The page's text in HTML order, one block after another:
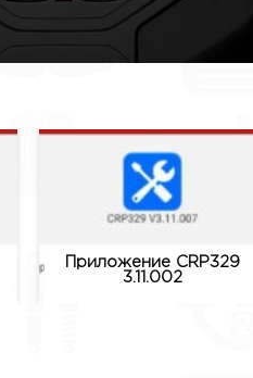
Приложение CRP329
3.11.002